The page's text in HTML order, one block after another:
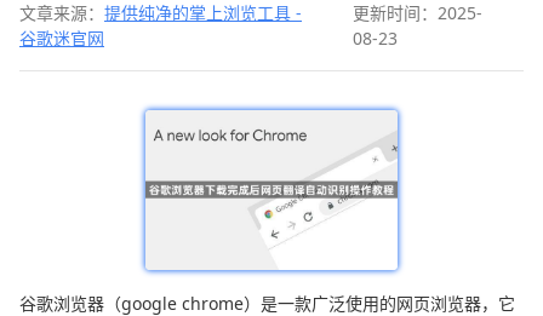
文章来源： 提供纯净的掌上浏览工具 -
谷歌迷官网
更新时间：2025-
08-23
谷歌浏览器（google chrome）是一款广泛使用的网页浏览器，它